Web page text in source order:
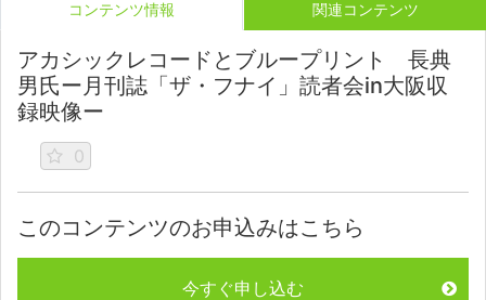
コンテンツ情報 関連コンテンツ
アカシックレコードとブループリント 長典
男氏ー月刊誌「ザ・フナイ」読者会in大阪収
録映像ー
0
このコンテンツのお申込みはこちら
今すぐ申し込む